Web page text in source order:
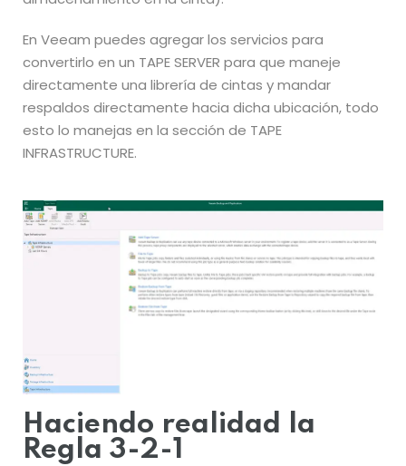
En Veeam puedes agregar los servicios para
convertirlo en un TAPE SERVER para que maneje
directamente una librería de cintas y mandar
respaldos directamente hacia dicha ubicación, todo
esto lo manejas en la sección de TAPE
INFRASTRUCTURE.
Haciendo realidad la
Regla 3-2-1